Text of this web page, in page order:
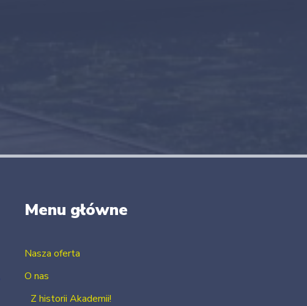
Menu główne
Nasza oferta
O nas
Z historii Akademii!